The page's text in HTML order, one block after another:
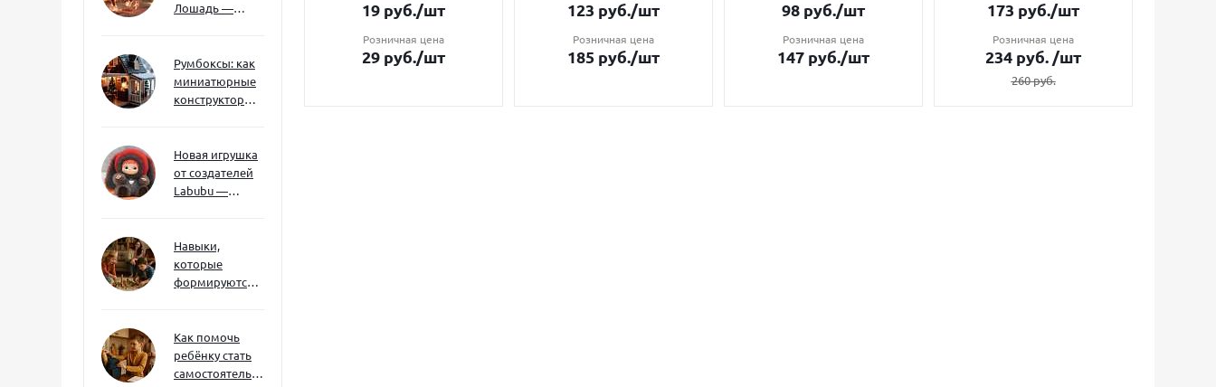
Лошадь —
ждать и как
подготовиться
Румбоксы: как
миниатюрные
конструкторы
мышление и
внимание к
деталям
Новая игрушка
от создателей
Labubu —
Навыки,
которые
формируются
ребёнка
успешным
Как помочь
ребёнку стать
самостоятельным
19 руб./шт
Розничная цена
29 руб./шт
123 руб./шт
Розничная цена
185 руб./шт
98 руб./шт
Розничная цена
147 руб./шт
173 руб./шт
Розничная цена
234 руб. /шт
260руб.